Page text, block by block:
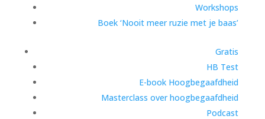
Workshops
Boek ‘Nooit meer ruzie met je baas’
Gratis
HB Test
E-book Hoogbegaafdheid
Masterclass over hoogbegaafdheid
Podcast